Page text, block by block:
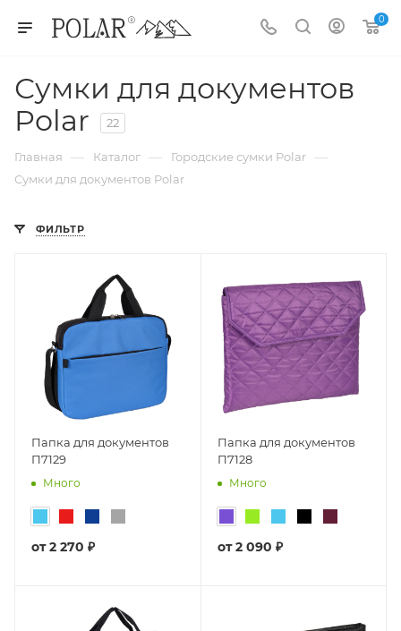
0
Сумки для документов
Polar
22
Главная — Каталог — Городские сумки Polar —
Сумки для документов Polar
ФИЛЬТР
Папка для документов
П7129
Много
от2 270 ₽
Папка для документов
П7128
Много
от2 090 ₽